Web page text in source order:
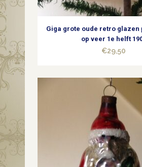
Giga grote oude retro glazen
op veer 1e helft
€29,50